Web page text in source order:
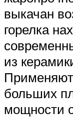
выкачан
горелка
из
больших
мощности